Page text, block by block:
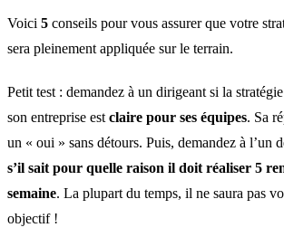
Voici 5 conseils pour vous assurer que votre
sera pleinement appliquée sur le terrain.
Petit test : demandez à un dirigeant si la
son entreprise est claire pour ses équipes. Sa
un « oui » sans détours. Puis, demandez à l’un
s’il sait pour quelle raison il doit réaliser 5
semaine. La plupart du temps, il ne saura pas
objectif !